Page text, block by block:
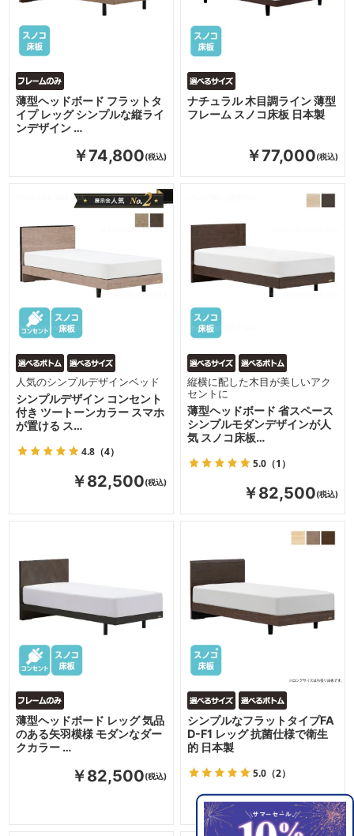
薄型ヘッドボード フラットタ
イプ レッグ シンプルな縦ライ
ンデザイン …
￥74,800
ナチュラル 木目調ライン 薄型
フレーム スノコ床板 日本製
￥77,000
シンプルデザイン コンセント
付き ツートーンカラー スマホ
が置ける ス…
4.8 （4）
人気のシンプルデザインベッド
￥82,500
薄型ヘッドボード 省スペース
シンプルモダンデザインが人
気 スノコ床板…
5.0（1）
縦横に配した木目が美しいアク
セントに
￥82,500
薄型ヘッドボード レッグ 気品
のある矢羽模様 モダンなダー
クカラー …
￥82,500
シンプルなフラットタイプFA
D-F1 レッグ 抗菌仕様で衛生
的 日本製
5.0（2）
￥93,500